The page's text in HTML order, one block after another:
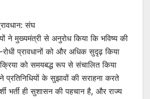
संघ
ने मुख्यमंत्री से अनुरोध किया कि भविष्य की
प्रावधानों को और अधिक सुदृढ़ किया
को समयबद्ध रूप से संचालित किया
प्रतिनिधियों के सुझावों की सराहना करते
भर्ती ही सुशासन की पहचान है, और राज्य